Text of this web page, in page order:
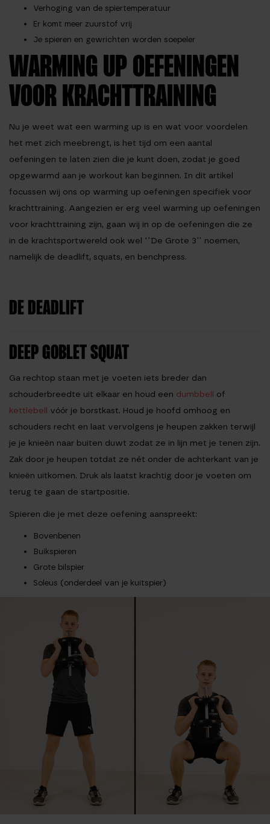
Verhoging van de spiertemperatuur
Er komt meer zuurstof vrij
Je spieren en gewrichten worden soepeler
WARMING UP OEFENINGEN
VOOR KRACHTTRAINING
Nu je weet wat een warming up is en wat voor voordelen
het met zich meebrengt, is het tijd om een aantal
oefeningen te laten zien die je kunt doen, zodat je goed
opgewarmd aan je workout kan beginnen. In dit artikel
focussen wij ons op warming up oefeningen specifiek voor
krachttraining. Aangezien er erg veel warming up oefeningen
voor krachttraining zijn, gaan wij in op de oefeningen die ze
in de krachtsportwereld ook wel ‘’De Grote 3’’ noemen,
namelijk de deadlift, squats, en benchpress.
DE DEADLIFT
DEEP GOBLET SQUAT
Ga rechtop staan met je voeten iets breder dan
schouderbreedte uit elkaar en houd een dumbbell of
kettlebell vóór je borstkast. Houd je hoofd omhoog en
schouders recht en laat vervolgens je heupen zakken terwijl
je je knieën naar buiten duwt zodat ze in lijn met je tenen zijn.
Zak door je heupen totdat ze nét onder de achterkant van je
knieën uitkomen. Druk als laatst krachtig door je voeten om
terug te gaan de startpositie.
Spieren die je met deze oefening aanspreekt:
Bovenbenen
Buikspieren
Grote bilspier
Soleus (onderdeel van je kuitspier)